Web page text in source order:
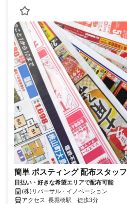
簡単 ポスティング 配布スタッフ
日払い・好きな希望エリアで配布可能
(株)リバーサル・イノベーション
アクセス: 長堀橋駅 徒歩3分